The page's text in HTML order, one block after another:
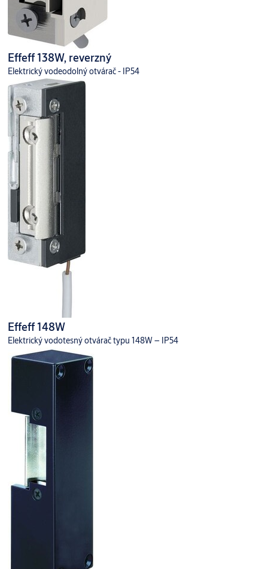
Effeff 138W, reverzný
Elektrický vodeodolný otvárač - IP54
Effeff 148W
Elektrický vodotesný otvárač typu 148W – IP54